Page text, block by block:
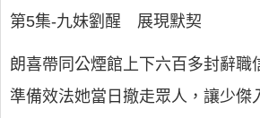
第5集-九妹劉醒 展現默契
朗喜帶同公煙館上下六百多封辭職
準備效法她當日撤走眾人，讓少傑